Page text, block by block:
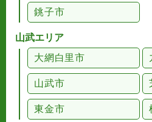
銚子市
山武エリア
大網白里市
山武市
東金市